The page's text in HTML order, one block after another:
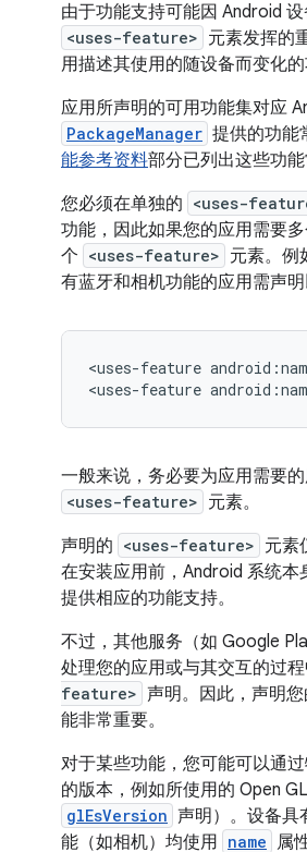
由于功能支持可能因 Android
<uses-feature> 元素发挥的
用描述其使用的随设备而变化的
应用所声明的可用功能集对应
PackageManager 提供的功能
能参考资料部分已列出这些功能
您必须在单独的 <uses-
功能，因此如果您的应用需要
个 <uses-feature> 元素。例
有蓝牙和相机功能的应用需声明
<uses-feature
<uses-feature
一般来说，务必要为应用需要
<uses-feature> 元素。
声明的 <uses-feature> 元素
在安装应用前，Android 系统本
提供相应的功能支持。
不过，其他服务（如 Google
处理您的应用或与其交互的过
feature> 声明。因此，声明
能非常重要。
对于某些功能，您可能可以通
的版本，例如所使用的 Open
glEsVersion 声明）。设备具
能（如相机）均使用 name 属